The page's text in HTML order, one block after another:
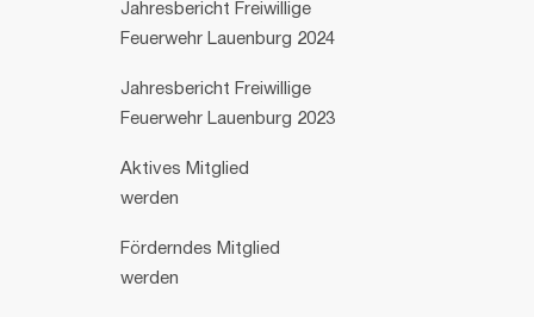
Jahresbericht Freiwillige
Feuerwehr Lauenburg 2024
Jahresbericht Freiwillige
Feuerwehr Lauenburg 2023
Aktives Mitglied
werden
Förderndes Mitglied
werden